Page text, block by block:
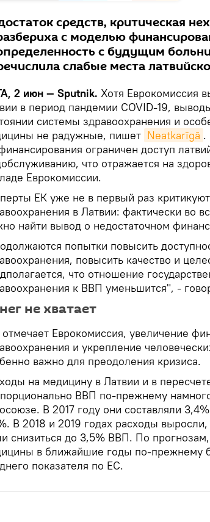
средств, критическая
с моделью
с будущим
слабые места
2 июн — Sputnik. Хотя Еврокомиссия
в период пандемии COVID-19,
системы здравоохранения и
не радужные, пишет Neatkarīgā .
ограничен доступ
что отражается на
Еврокомиссии.
ЕК уже не в первый раз
в Латвии: фактически во
найти вывод о недостаточном
попытки повысить
повысить качество и
что отношение
к ВВП уменьшится", -
не хватает
отмечает Еврокомиссия, увеличение
и укрепление
важно для преодоления кризиса.
на медицину в Латвии и в
ВВП по-прежнему
В 2017 году они составляли
В 2018 и 2019 годах расходы
снизиться до 3,5% ВВП. По
в ближайшие годы по-прежнему
показателя по ЕС.